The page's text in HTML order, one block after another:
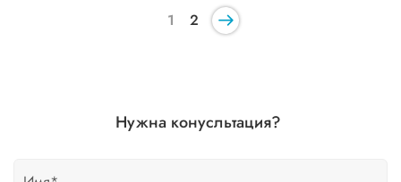
1 2
Нужна конусльтация?